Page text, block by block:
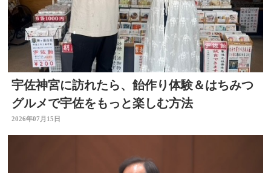
宇佐神宮に訪れたら、飴作り体験＆はちみつ
グルメで宇佐をもっと楽しむ方法
2026年07月15日